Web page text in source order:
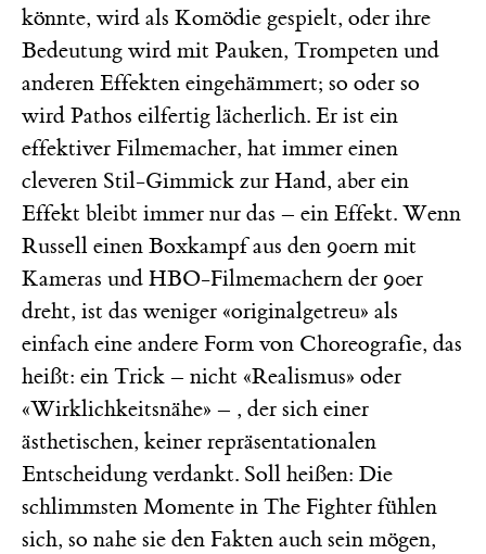
könnte, wird als Komödie gespielt, oder ihre
Bedeutung wird mit Pauken, Trompeten und
anderen Effekten eingehämmert; so oder so
wird Pathos eilfertig lächerlich. Er ist ein
effektiver Filmemacher, hat immer einen
cleveren Stil-Gimmick zur Hand, aber ein
Effekt bleibt immer nur das – ein Effekt. Wenn
Russell einen Boxkampf aus den 90ern mit
Kameras und HBO-Filmemachern der 90er
dreht, ist das weniger «originalgetreu» als
einfach eine andere Form von Choreografie, das
heißt: ein Trick – nicht «Realismus» oder
«Wirklichkeitsnähe» – , der sich einer
ästhetischen, keiner repräsentationalen
Entscheidung verdankt. Soll heißen: Die
schlimmsten Momente in The Fighter fühlen
sich, so nahe sie den Fakten auch sein mögen,